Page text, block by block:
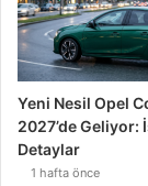
Yeni Nesil Opel
2027’de Geliyor:
Detaylar
1 hafta önce